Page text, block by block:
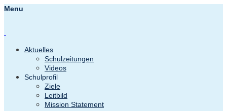
Menu
Aktuelles
Schulzeitungen
Videos
Schulprofil
Ziele
Leitbild
Mission Statement